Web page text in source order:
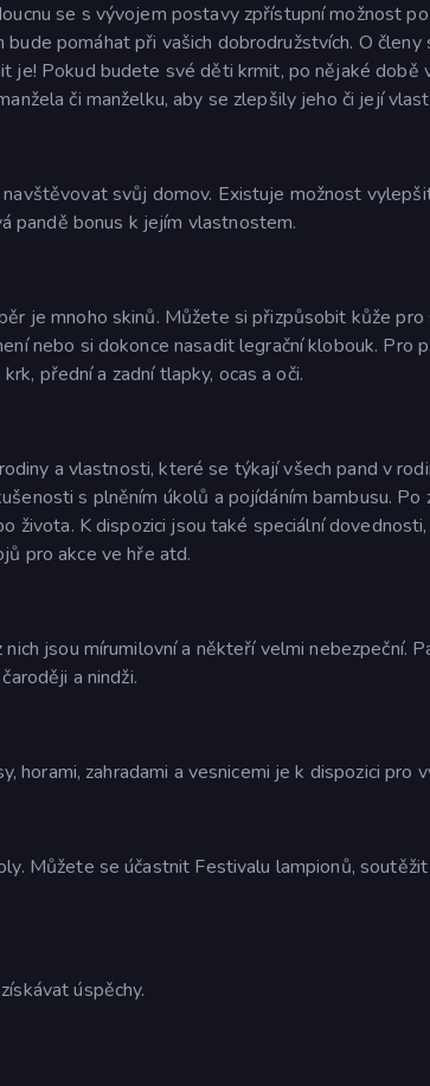
se s vývojem postavy zpřístupní možnost
pomáhat při vašich dobrodružstvích. O členy
je! Pokud budete své děti krmit, po nějaké době
či manželku, aby se zlepšily jeho či její
svůj domov. Existuje možnost
pandě bonus k jejím vlastnostem.
je mnoho skinů. Můžete si přizpůsobit kůže pro
nebo si dokonce nasadit legrační klobouk. Pro
přední a zadní tlapky, ocas a oči.
a vlastnosti, které se týkají všech pand v
s plněním úkolů a pojídáním bambusu. Po
života. K dispozici jsou také speciální
pro akce ve hře atd.
jsou mírumilovní a někteří velmi nebezpeční.
a nindži.
zahradami a vesnicemi je k dispozici pro
Můžete se účastnit Festivalu lampionů,
úspěchy.